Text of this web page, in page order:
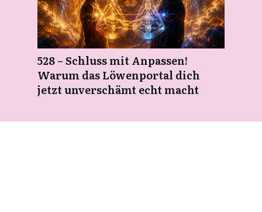
528 – Schluss mit Anpassen!
Warum das Löwenportal dich
jetzt unverschämt echt macht